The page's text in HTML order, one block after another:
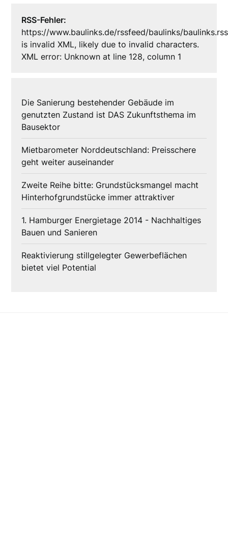
RSS-Fehler:
https://www.baulinks.de/rssfeed/baulinks/baulinks.rss
is invalid XML, likely due to invalid characters.
XML error: Unknown at line 128, column 1
Die Sanierung bestehender Gebäude im
genutzten Zustand ist DAS Zukunftsthema im
Bausektor
Mietbarometer Norddeutschland: Preisschere
geht weiter auseinander
Zweite Reihe bitte: Grundstücksmangel macht
Hinterhofgrundstücke immer attraktiver
1. Hamburger Energietage 2014 - Nachhaltiges
Bauen und Sanieren
Reaktivierung stillgelegter Gewerbeflächen
bietet viel Potential